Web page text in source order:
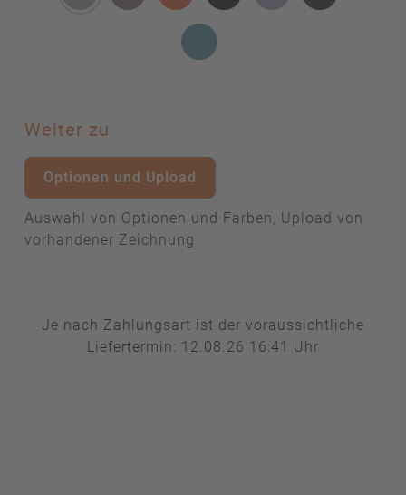
Weiter zu
Optionen und Upload
Auswahl von Optionen und Farben, Upload von
vorhandener Zeichnung
Je nach Zahlungsart ist der voraussichtliche
Liefertermin: 12.08.26 16:41 Uhr